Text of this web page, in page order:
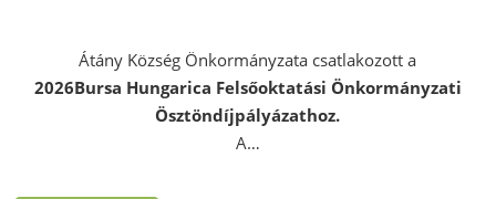
Átány Község Önkormányzata csatlakozott a
2026Bursa Hungarica Felsőoktatási Önkormányzati
Ösztöndíjpályázathoz.
A…